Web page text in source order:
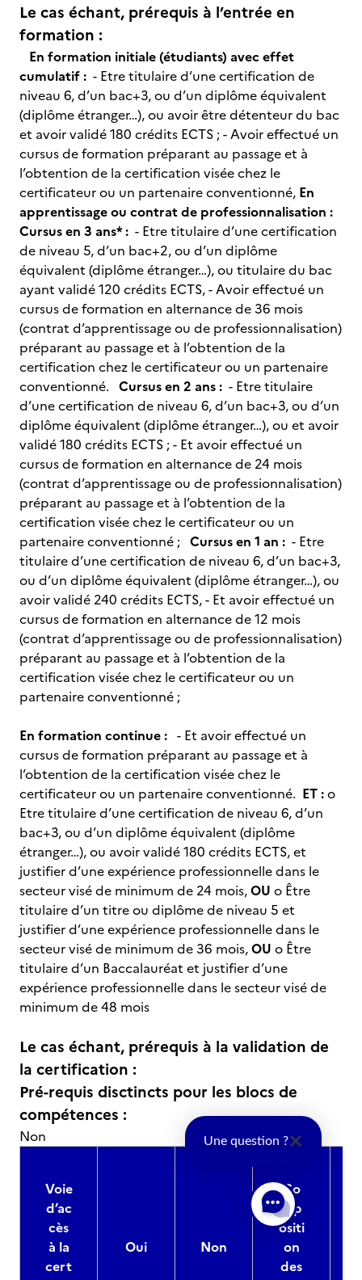
Le cas échant, prérequis à l’entrée en
formation :
En formation initiale (étudiants) avec effet
cumulatif : - Etre titulaire d’une certification de
niveau 6, d’un bac+3, ou d’un diplôme équivalent
(diplôme étranger…), ou avoir être détenteur du bac
et avoir validé 180 crédits ECTS ; - Avoir effectué un
cursus de formation préparant au passage et à
l’obtention de la certification visée chez le
certificateur ou un partenaire conventionné, En
apprentissage ou contrat de professionnalisation :
Cursus en 3 ans* : - Etre titulaire d’une certification
de niveau 5, d’un bac+2, ou d’un diplôme
équivalent (diplôme étranger…), ou titulaire du bac
ayant validé 120 crédits ECTS, - Avoir effectué un
cursus de formation en alternance de 36 mois
(contrat d’apprentissage ou de professionnalisation)
préparant au passage et à l’obtention de la
certification chez le certificateur ou un partenaire
conventionné. Cursus en 2 ans : - Etre titulaire
d’une certification de niveau 6, d’un bac+3, ou d’un
diplôme équivalent (diplôme étranger…), ou et avoir
validé 180 crédits ECTS ; - Et avoir effectué un
cursus de formation en alternance de 24 mois
(contrat d’apprentissage ou de professionnalisation)
préparant au passage et à l’obtention de la
certification visée chez le certificateur ou un
partenaire conventionné ; Cursus en 1 an : - Etre
titulaire d’une certification de niveau 6, d’un bac+3,
ou d’un diplôme équivalent (diplôme étranger…), ou
avoir validé 240 crédits ECTS, - Et avoir effectué un
cursus de formation en alternance de 12 mois
(contrat d’apprentissage ou de professionnalisation)
préparant au passage et à l’obtention de la
certification visée chez le certificateur ou un
partenaire conventionné ;
En formation continue : - Et avoir effectué un
cursus de formation préparant au passage et à
l’obtention de la certification visée chez le
certificateur ou un partenaire conventionné. ET :o
Etre titulaire d’une certification de niveau 6, d’un
bac+3, ou d’un diplôme équivalent (diplôme
étranger…), ou avoir validé 180 crédits ECTS, et
justifier d’une expérience professionnelle dans le
secteur visé de minimum de 24 mois,OU o Être
titulaire d’un titre ou diplôme de niveau 5 et
justifier d’une expérience professionnelle dans le
secteur visé de minimum de 36 mois,OU o Être
titulaire d’un Baccalauréat et justifier d’une
expérience professionnelle dans le secteur visé de
minimum de 48 mois
Le cas échant, prérequis à la validation de
la certification :
Pré-requis disctincts pour les blocs de
compétences :
Non
Voie
d’ac
cès
à la
cert
Oui Non
Co
mp
ositi
on
des
Une question ?